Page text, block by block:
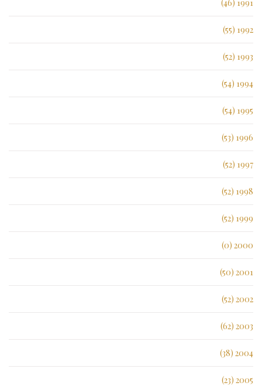
1991 (46)
1992 (55)
1993 (52)
1994 (54)
1995 (54)
1996 (53)
1997 (52)
1998 (52)
1999 (52)
2000 (0)
2001 (50)
2002 (52)
2003 (62)
2004 (38)
2005 (23)